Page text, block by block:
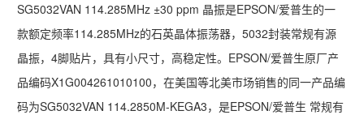
SG5032VAN 114.285MHz ±30 ppm 晶振是EPSON/爱普生的一
款额定频率114.285MHz的石英晶体振荡器，5032封装常规有源
晶振，4脚贴片，具有小尺寸，高稳定性。EPSON/爱普生原厂产
品编码X1G004261010100，在美国等北美市场销售的同一产品编
码为SG5032VAN 114.2850M-KEGA3，是EPSON/爱普生 常规有